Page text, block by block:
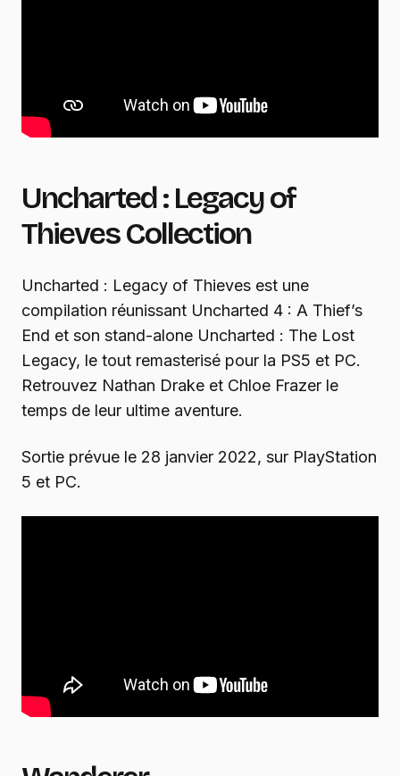
Uncharted : Legacy of
Thieves Collection
Uncharted : Legacy of Thieves est une
compilation réunissant Uncharted 4 : A Thief’s
End et son stand-alone Uncharted : The Lost
Legacy, le tout remasterisé pour la PS5 et PC.
Retrouvez Nathan Drake et Chloe Frazer le
temps de leur ultime aventure.
Sortie prévue le 28 janvier 2022, sur PlayStation
5 et PC.